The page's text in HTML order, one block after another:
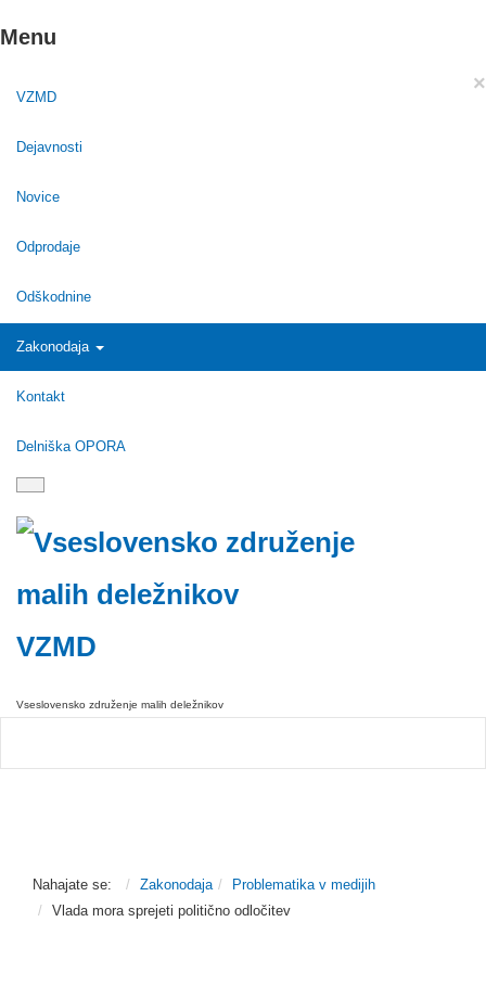
Menu
×
VZMD
Dejavnosti
Novice
Odprodaje
Odškodnine
Zakonodaja
Kontakt
Delniška OPORA
VZMD
Vseslovensko združenje malih deležnikov
Nahajate se: Zakonodaja
Problematika v medijih
Vlada mora sprejeti politično odločitev